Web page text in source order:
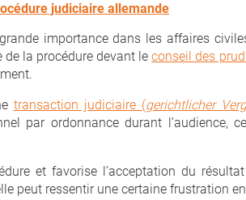
judiciaire allemande
importance dans les affaires
de la procédure devant leconseil des
transaction judiciaire (gerichtlicher
par ordonnance durant
et favorise l’acceptation du
peut ressentir une certaine frustration